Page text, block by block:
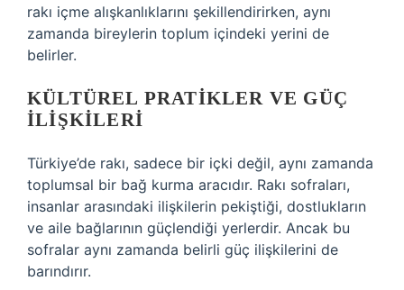
rakı içme alışkanlıklarını şekillendirirken, aynı
zamanda bireylerin toplum içindeki yerini de
belirler.
KÜLTÜREL PRATIKLER VE GÜÇ
İLIŞKILERI
Türkiye’de rakı, sadece bir içki değil, aynı zamanda
toplumsal bir bağ kurma aracıdır. Rakı sofraları,
insanlar arasındaki ilişkilerin pekiştiği, dostlukların
ve aile bağlarının güçlendiği yerlerdir. Ancak bu
sofralar aynı zamanda belirli güç ilişkilerini de
barındırır.